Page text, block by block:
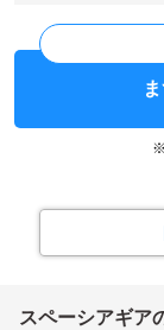
※
スペーシアギア